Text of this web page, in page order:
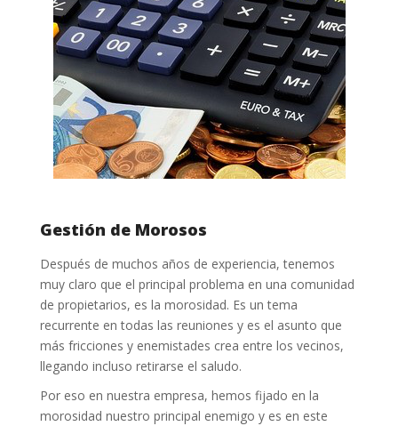
Gestión de Morosos
Después de muchos años de experiencia, tenemos
muy claro que el principal problema en una comunidad
de propietarios, es la morosidad. Es un tema
recurrente en todas las reuniones y es el asunto que
más fricciones y enemistades crea entre los vecinos,
llegando incluso retirarse el saludo.
Por eso en nuestra empresa, hemos fijado en la
morosidad nuestro principal enemigo y es en este